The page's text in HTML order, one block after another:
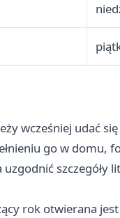
wcześniej udać
go w
szczegóły
rok otwierana